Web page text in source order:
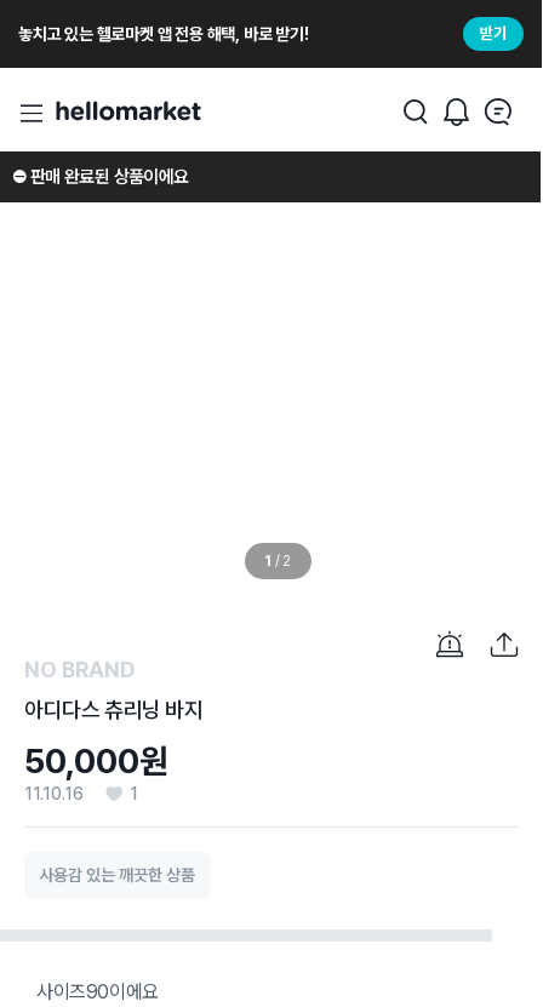
놓치고 있는 헬로마켓 앱 전용 해택, 바로 받기! 받기
1 / 2
⛔️ 판매 완료된 상품이에요
NO BRAND
아디다스 츄리닝 바지
50,000원
11.10.16 1
사용감 있는 깨끗한 상품
사이즈90이에요